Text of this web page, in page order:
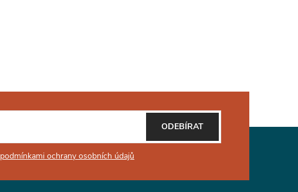
podmínkami ochrany osobních údajů
ODEBÍRAT